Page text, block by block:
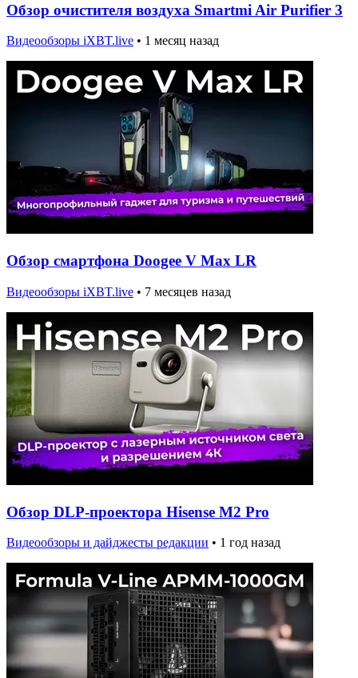
Обзор очистителя воздуха Smartmi Air Purifier 3
Видеообзоры iXBT.live • 1 месяц назад
Обзор смартфона Doogee V Max LR
Видеообзоры iXBT.live • 7 месяцев назад
Обзор DLP-проектора Hisense M2 Pro
Видеообзоры и дайджесты редакции • 1 год назад